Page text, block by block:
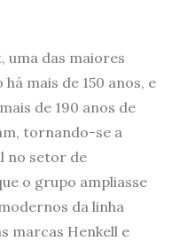
uma das maiores
mais de 150 anos, e
de 190 anos de
tornando-se a
no setor de
o grupo ampliasse
da linha
marcas Henkell e